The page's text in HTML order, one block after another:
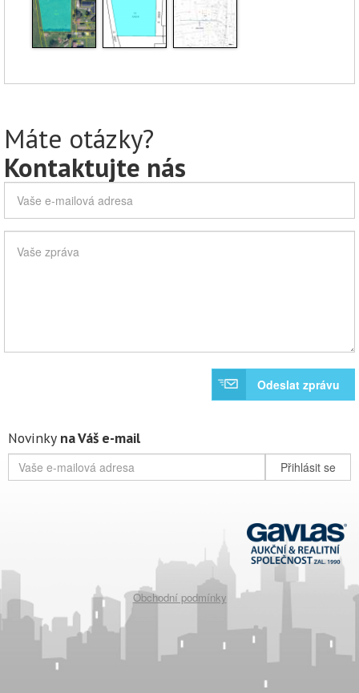
Máte otázky?
Kontaktujte nás
Odeslat zprávu
Novinky na Váš e-mail
Přihlásit se
Obchodní podmínky